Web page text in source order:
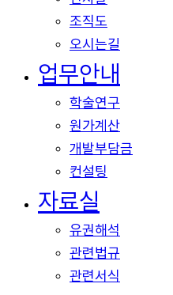
조직도
오시는길
업무안내
학술연구
원가계산
개발부담금
컨설팅
자료실
유권해석
관련법규
관련서식